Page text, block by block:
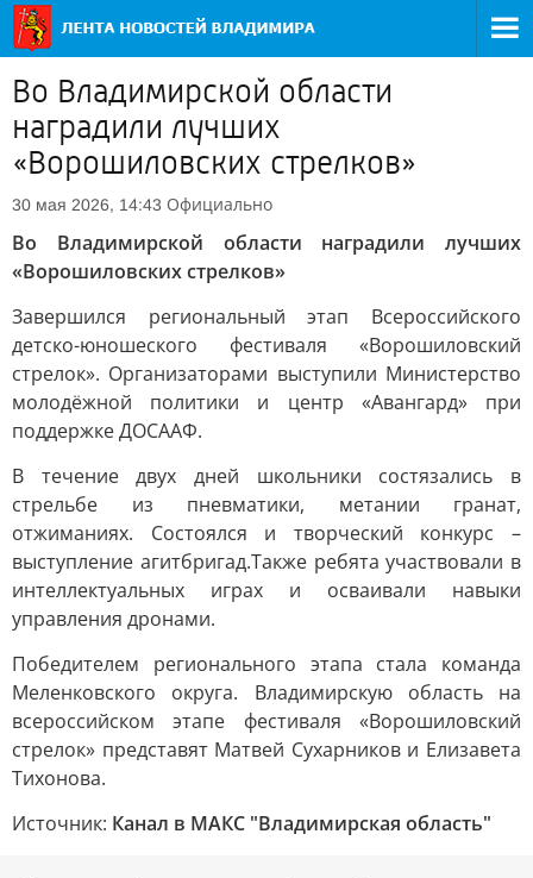
Во Владимирской области
наградили лучших
«Ворошиловских стрелков»
30 мая 2026, 14:43 Официально
Во Владимирской области наградили лучших
«Ворошиловских стрелков»
Завершился региональный этап Всероссийского
детско-юношеского фестиваля «Ворошиловский
стрелок». Организаторами выступили Министерство
молодёжной политики и центр «Авангард» при
поддержке ДОСААФ.
В течение двух дней школьники состязались в
стрельбе из пневматики, метании гранат,
отжиманиях. Состоялся и творческий конкурс –
выступление агитбригад.Также ребята участвовали в
интеллектуальных играх и осваивали навыки
управления дронами.
Победителем регионального этапа стала команда
Меленковского округа. Владимирскую область на
всероссийском этапе фестиваля «Ворошиловский
стрелок» представят Матвей Сухарников и Елизавета
Тихонова.
Источник: Канал в МАКС "Владимирская область"